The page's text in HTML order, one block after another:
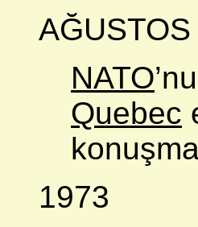
NATO
Quebec
1973